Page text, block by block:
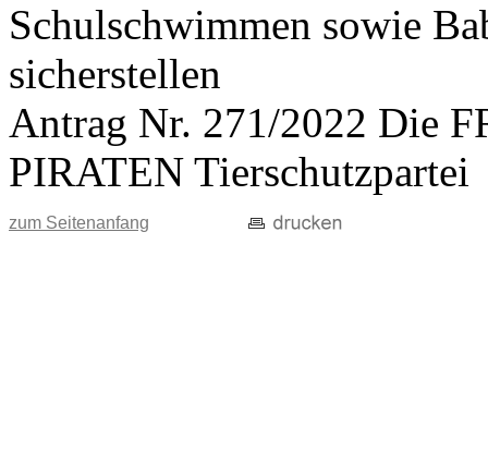
Schulschwimmen sowie
sicherstellen
Antrag Nr. 271/2022 Die
PIRATEN Tierschutzpartei
zum Seitenanfang